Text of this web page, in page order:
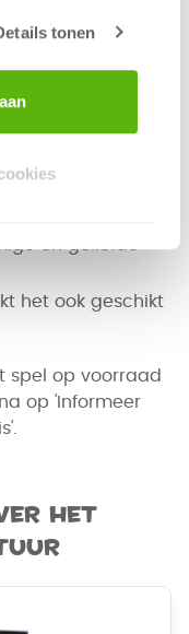
tonen
leuke en unieke
het ook geschikt
spel op voorraad
op 'Informeer
het